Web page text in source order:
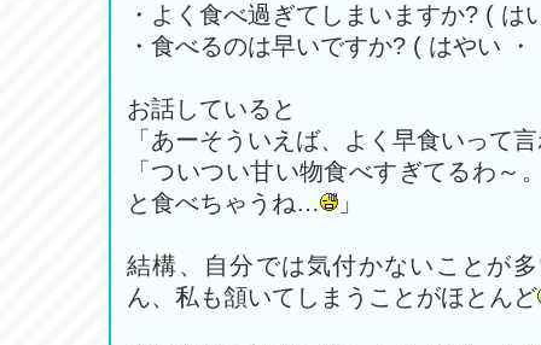
・よく食べ過ぎてしまいますか? ( は
・食べるのは早いですか? ( はやい
お話していると
「あーそういえば、よく早食いって
「ついつい甘い物食べすぎてるわ～
と食べちゃうね…
」
結構、自分では気付かないことが
ん、私も頷いてしまうことがほとんど